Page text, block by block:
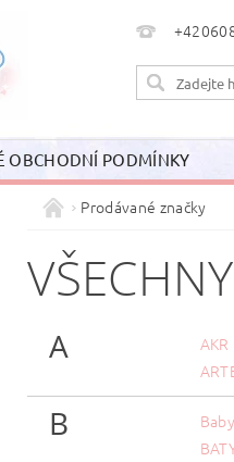
OBCHODNÍ PODMÍNKY
Prodávané značky
A AKR
B